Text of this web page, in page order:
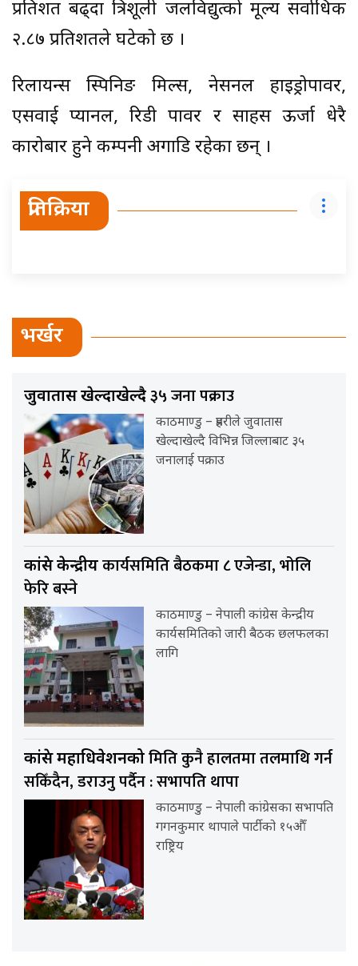
प्रतिशत बढ्दा त्रिशूली जलविद्युत्को मूल्य सर्वाधिक
२.८७ प्रतिशतले घटेको छ ।
रिलायन्स स्पिनिङ मिल्स, नेसनल हाइड्रोपावर,
एसवाई प्यानल, रिडी पावर र साहस ऊर्जा धेरै
कारोबार हुने कम्पनी अगाडि रहेका छन् ।
प्रतिक्रिया
भर्खर
जुवातास खेल्दाखेल्दै३५ जना पक्राउ
काठमाण्डु – प्रहरीले जुवातास
खेल्दाखेल्दै विभिन्न जिल्लाबाट ३५
जनालाई पक्राउ
कांग्रेस केन्द्रीयकार्यसमिति बैठकमा ८ एजेन्डा, भोलि
फेरि बस्ने
काठमाण्डु – नेपाली कांग्रेस केन्द्रीय
कार्यसमितिको जारी बैठक छलफलका
लागि
कांग्रेस महाधिवेशनकोमिति कुनै हालतमा तलमाथि गर्न
सकिँदैन, डराउनु पर्दैन : सभापति थापा
काठमाण्डु – नेपाली कांग्रेसका सभापति
गगनकुमार थापाले पार्टीको १५औँ
राष्ट्रिय